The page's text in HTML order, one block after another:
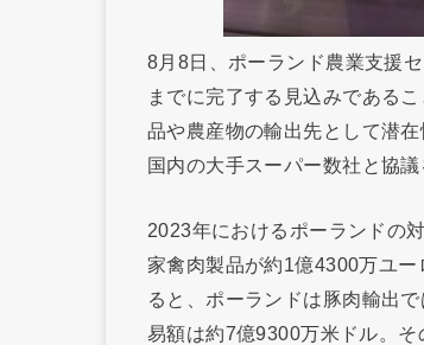
8月8日、ポーランド農業支援
までに完了する見込みである
品や農産物の輸出先として潜
国内の大手スーパー数社と協
2023年におけるポーランドの
家禽肉製品が約1億4300万ユ
ると、ポーランドは豚肉輸出
易額は約7億9300万米ドル。